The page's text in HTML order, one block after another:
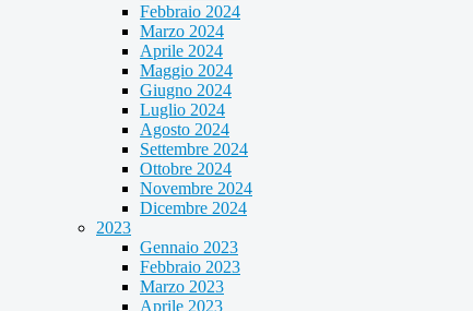
Febbraio 2024
Marzo 2024
Aprile 2024
Maggio 2024
Giugno 2024
Luglio 2024
Agosto 2024
Settembre 2024
Ottobre 2024
Novembre 2024
Dicembre 2024
2023
Gennaio 2023
Febbraio 2023
Marzo 2023
Aprile 2023